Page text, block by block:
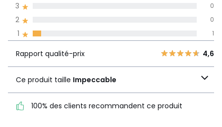
1 1
3 0
4,6
Impeccable
100% des clients
1 1
2 0
3 0
Rapport qualité-prix 4,6
Ce produit taille Impeccable
100% des clients recommandent ce produit